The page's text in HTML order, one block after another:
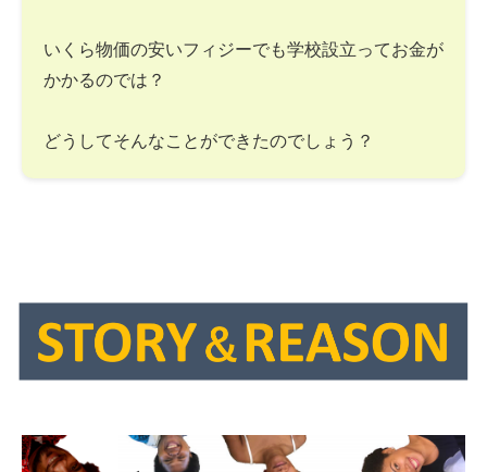
いくら物価の安いフィジーでも学校設立ってお金が
かかるのでは？
どうしてそんなことができたのでしょう？